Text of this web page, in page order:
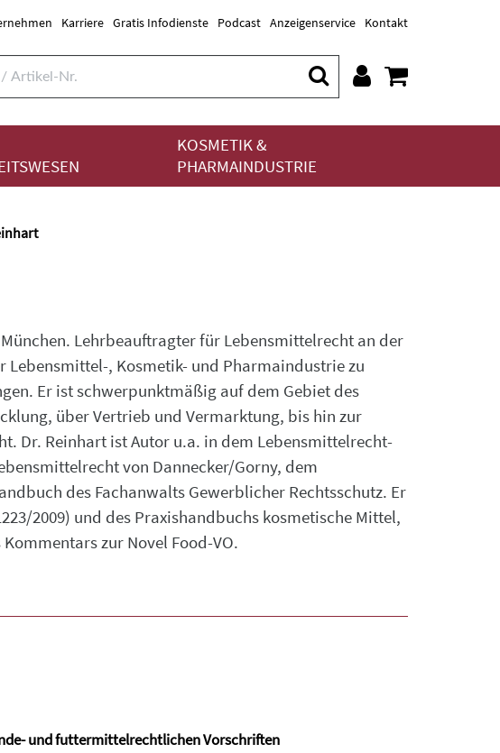
Karriere Gratis Infodienste Podcast Anzeigenservice Kontakt
KOSMETIK &
PHARMAINDUSTRIE
Lehrbeauftragter für Lebensmittelrecht an der
Lebensmittel-, Kosmetik- und Pharmaindustrie zu
Er ist schwerpunktmäßig auf dem Gebiet des
über Vertrieb und Vermarktung, bis hin zur
Dr. Reinhart ist Autor u.a. in dem Lebensmittelrecht-
von Dannecker/Gorny, dem
des Fachanwalts Gewerblicher Rechtsschutz. Er
2009) und des Praxishandbuchs kosmetische Mittel,
zur Novel Food-VO.
und futtermittelrechtlichen Vorschriften